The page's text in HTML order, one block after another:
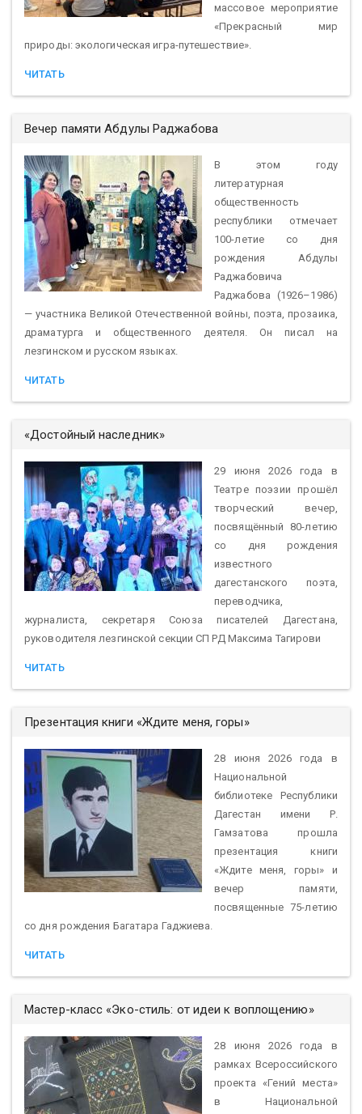
массовое мероприятие
«Прекрасный мир
природы: экологическая игра-путешествие».
ЧИТАТЬ
Вечер памяти Абдулы Раджабова
В этом году
литературная
общественность
республики отмечает
100-летие со дня
рождения Абдулы
Раджабовича
Раджабова (1926–1986)
— участника Великой Отечественной войны, поэта, прозаика,
драматурга и общественного деятеля. Он писал на
лезгинском и русском языках.
ЧИТАТЬ
«Достойный наследник»
29 июня 2026 года в
Театре поэзии прошёл
творческий вечер,
посвящённый 80-летию
со дня рождения
известного
дагестанского поэта,
переводчика,
журналиста, секретаря Союза писателей Дагестана,
руководителя лезгинской секции СП РД Максима Тагирови
ЧИТАТЬ
Презентация книги «Ждите меня, горы»
28 июня 2026 года в
Национальной
библиотеке Республики
Дагестан имени Р.
Гамзатова прошла
презентация книги
«Ждите меня, горы» и
вечер памяти,
посвященные 75-летию
со дня рождения Багатара Гаджиева.
ЧИТАТЬ
Мастер-класс «Эко-стиль: от идеи к воплощению»
28 июня 2026 года в
рамках Всероссийского
проекта «Гений места»
в Национальной